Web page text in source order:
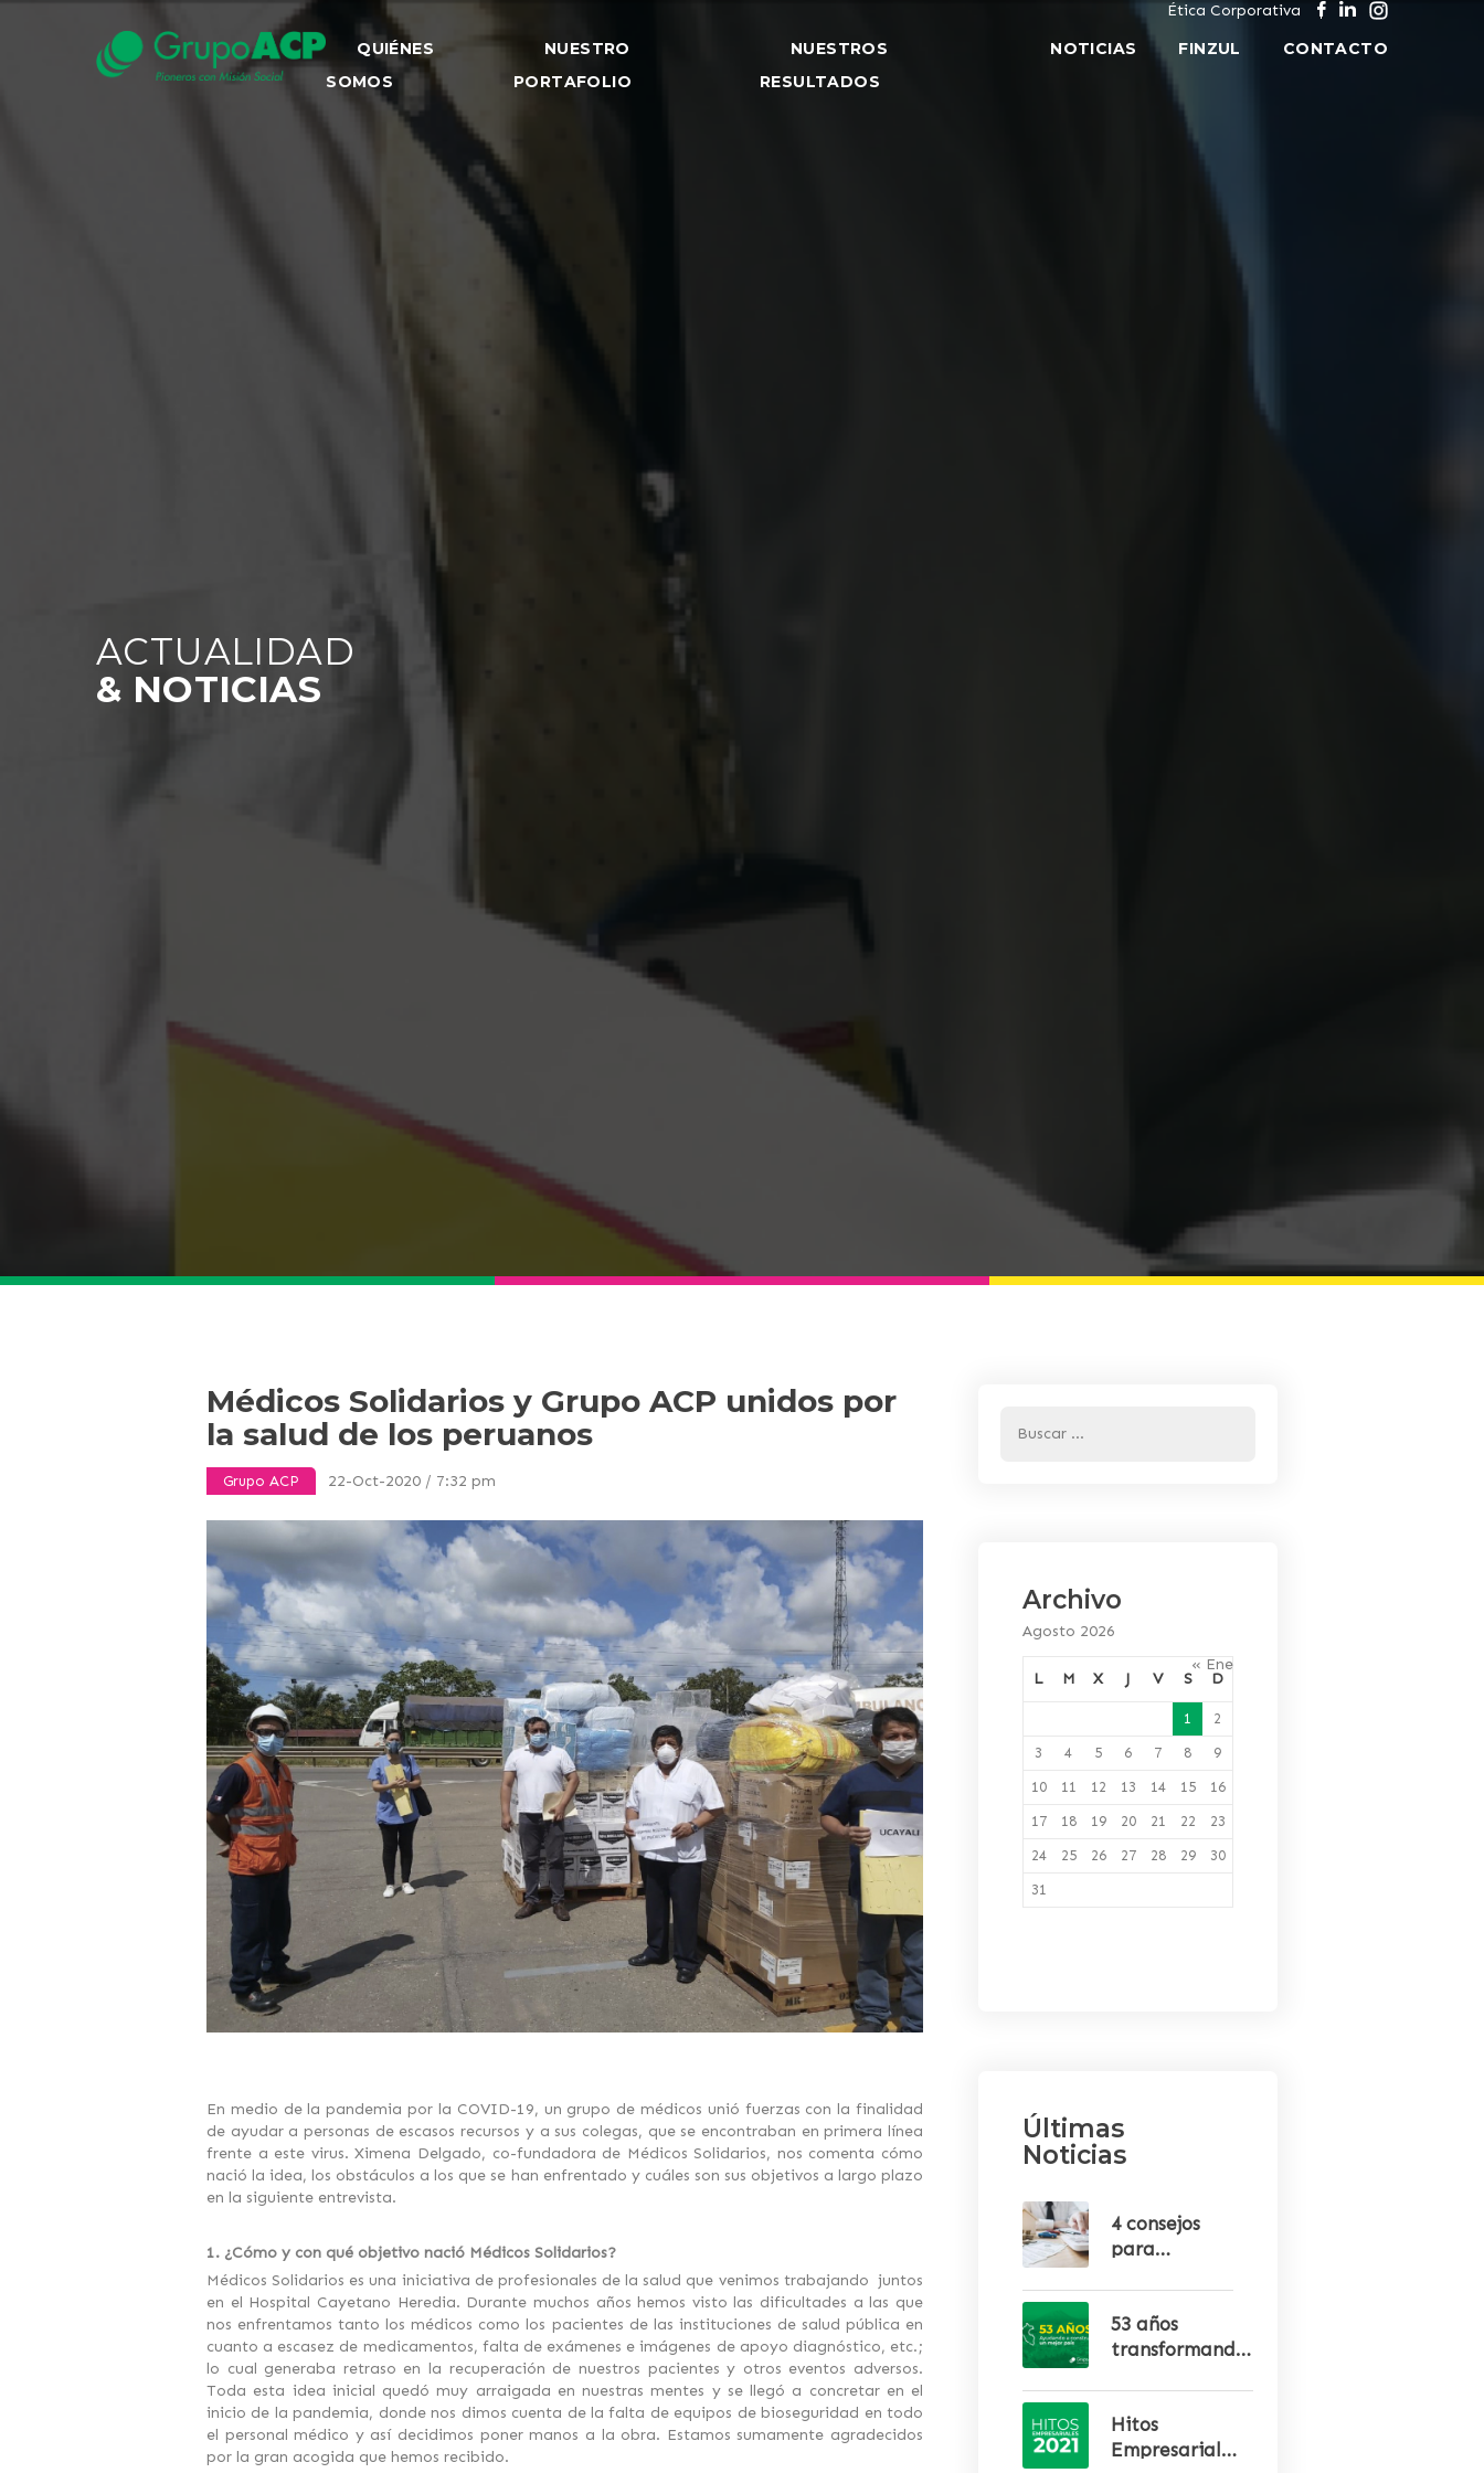
Ética Corporativa
QUIÉNES
SOMOS
NUESTRO
PORTAFOLIO
NUESTROS
RESULTADOS
NOTICIAS FINZUL CONTACTO
ACTUALIDAD
& NOTICIAS
Médicos Solidarios y Grupo ACP unidos por
la salud de los peruanos
Grupo ACP 22-Oct-2020 / 7:32 pm
En medio de la pandemia por la COVID-19, un grupo de médicos unió fuerzas con la finalidad
de ayudar a personas de escasos recursos y a sus colegas, que se encontraban en primera línea
frente a este virus. Ximena Delgado, co-fundadora de Médicos Solidarios, nos comenta cómo
nació la idea, los obstáculos a los que se han enfrentado y cuáles son sus objetivos a largo plazo
en la siguiente entrevista.
1. ¿Cómo y con qué objetivo nació Médicos Solidarios?
Médicos Solidarios es una iniciativa de profesionales de la salud que venimos trabajando juntos
en el Hospital Cayetano Heredia. Durante muchos años hemos visto las dificultades a las que
nos enfrentamos tanto los médicos como los pacientes de las instituciones de salud pública en
cuanto a escasez de medicamentos, falta de exámenes e imágenes de apoyo diagnóstico, etc.;
lo cual generaba retraso en la recuperación de nuestros pacientes y otros eventos adversos.
Toda esta idea inicial quedó muy arraigada en nuestras mentes y se llegó a concretar en el
inicio de la pandemia, donde nos dimos cuenta de la falta de equipos de bioseguridad en todo
el personal médico y así decidimos poner manos a la obra. Estamos sumamente agradecidos
por la gran acogida que hemos recibido.
Archivo
Agosto 2026
L M X J V S D
1 2
3 4 5 6 7 8 9
10 11 12 13 14 15 16
17 18 19 20 21 22 23
24 25 26 27 28 29 30
31
« Ene
Últimas
Noticias
4 consejos
para
en el banco
53 años
transformando
Hitos
Empresariales